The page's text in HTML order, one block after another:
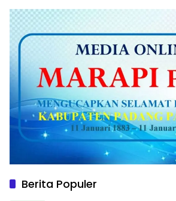
Berita Populer